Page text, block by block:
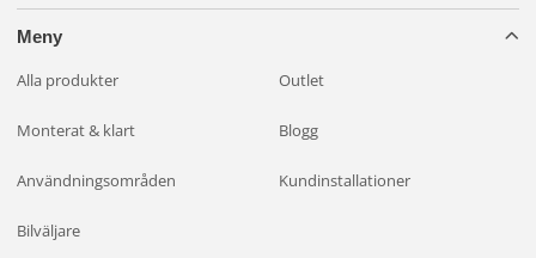
Meny
Alla produkter Outlet
Monterat & klart Blogg
Användningsområden Kundinstallationer
Bilväljare